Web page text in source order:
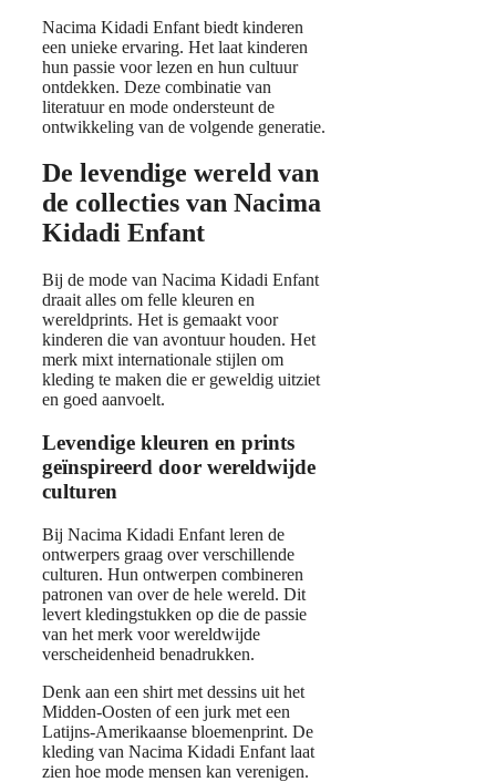
Nacima Kidadi Enfant biedt kinderen
een unieke ervaring. Het laat kinderen
hun passie voor lezen en hun cultuur
ontdekken. Deze combinatie van
literatuur en mode ondersteunt de
ontwikkeling van de volgende generatie.
De levendige wereld van
de collecties van Nacima
Kidadi Enfant
Bij de mode van Nacima Kidadi Enfant
draait alles om felle kleuren en
wereldprints. Het is gemaakt voor
kinderen die van avontuur houden. Het
merk mixt internationale stijlen om
kleding te maken die er geweldig uitziet
en goed aanvoelt.
Levendige kleuren en prints
geïnspireerd door wereldwijde
culturen
Bij Nacima Kidadi Enfant leren de
ontwerpers graag over verschillende
culturen. Hun ontwerpen combineren
patronen van over de hele wereld. Dit
levert kledingstukken op die de passie
van het merk voor wereldwijde
verscheidenheid benadrukken.
Denk aan een shirt met dessins uit het
Midden-Oosten of een jurk met een
Latijns-Amerikaanse bloemenprint. De
kleding van Nacima Kidadi Enfant laat
zien hoe mode mensen kan verenigen.